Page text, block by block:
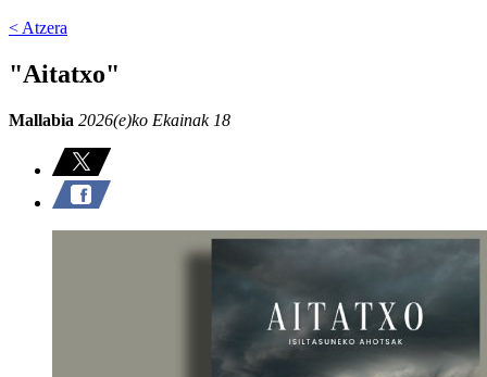
< Atzera
"Aitatxo"
Mallabia 2026(e)ko Ekainak 18